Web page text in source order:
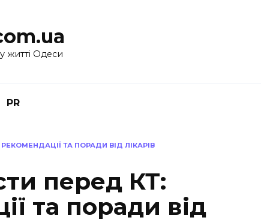
житті Одеси
PR
ТА ПОРАДИ ВІД ЛІКАРІВ
перед КТ:
та поради від